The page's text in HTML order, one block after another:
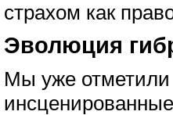
страхом как
Эволюция
Мы уже отметили